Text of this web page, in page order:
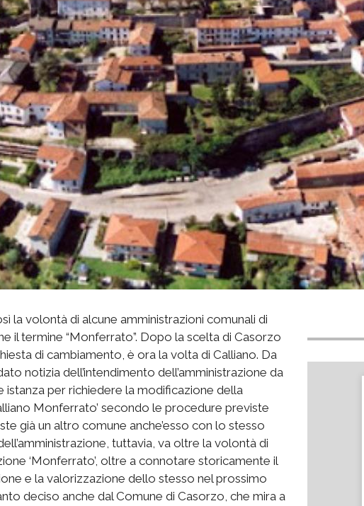
la volontà di alcune amministrazioni comunali di
il termine “Monferrato”. Dopo la scelta di Casorzo
di cambiamento, è ora la volta di Calliano. Da
notizia dell’intendimento dell’amministrazione da
per richiedere la modificazione della
Monferrato’ secondo le procedure previste
già un altro comune anche’esso con lo stesso
tuttavia, va oltre la volontà di
‘Monferrato’, oltre a connotare storicamente il
e la valorizzazione dello stesso nel prossimo
deciso anche dal Comune di Casorzo, che mira a